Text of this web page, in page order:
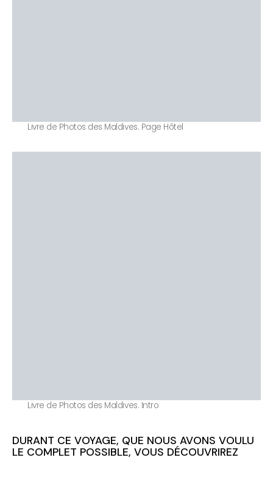
Livre de Photos des Maldives. Page Hôtel
Livre de Photos des Maldives. Intro
DURANT CE VOYAGE, QUE NOUS AVONS VOULU
LE COMPLET POSSIBLE, VOUS DÉCOUVRIREZ